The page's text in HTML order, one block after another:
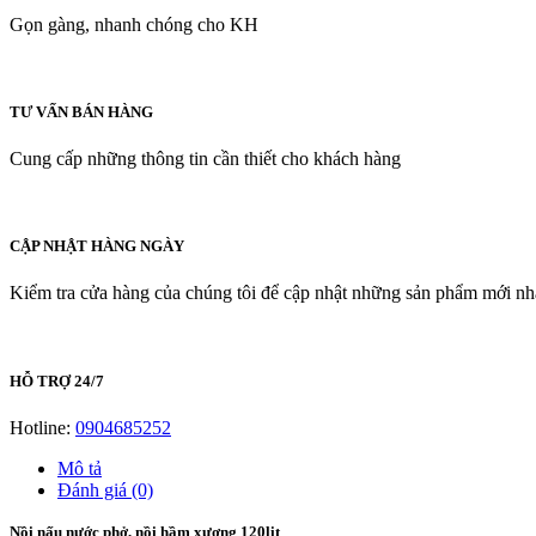
Gọn gàng, nhanh chóng cho KH
TƯ VẤN BÁN HÀNG
Cung cấp những thông tin cần thiết cho khách hàng
CẬP NHẬT HÀNG NGÀY
Kiểm tra cửa hàng của chúng tôi để cập nhật những sản phẩm mới
HỖ TRỢ 24/7
Hotline: 0904685252
Mô tả
Đánh giá (0)
Nồi nấu nước phở, nồi hầm xương 120lit